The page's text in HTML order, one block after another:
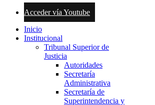
Acceder vía Youtube
Inicio
Institucional
Tribunal Superior de
Justicia
Autoridades
Secretaría
Administrativa
Secretaría de
Superintendencia y